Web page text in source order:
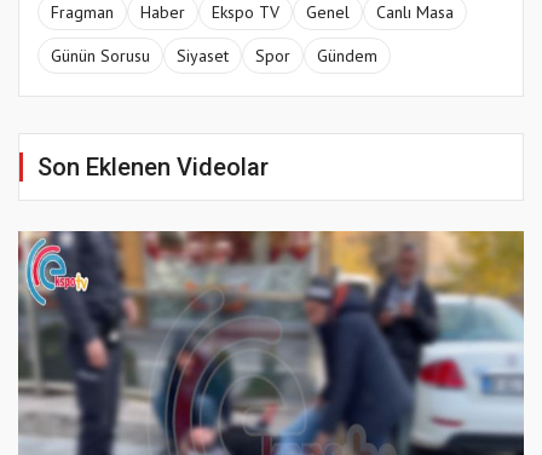
Fragman Haber Ekspo TV Genel
Canlı Masa
Günün Sorusu
Siyaset Spor Gündem
Son Eklenen Videolar